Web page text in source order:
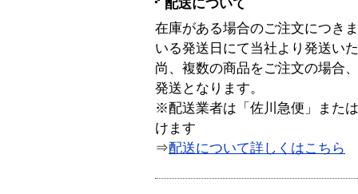
配送について
在庫がある場合のご注文につき
いる発送日にて当社より発送い
尚、複数の商品をご注文の場合
発送となります。
※配送業者は「佐川急便」また
けます
⇒配送について詳しくはこちら